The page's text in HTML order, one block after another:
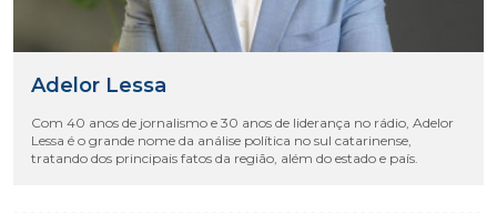
Adelor Lessa
Com 40 anos de jornalismo e 30 anos de liderança no rádio, Adelor
Lessa é o grande nome da análise política no sul catarinense,
tratando dos principais fatos da região, além do estado e país.